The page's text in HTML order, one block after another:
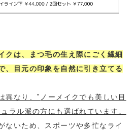
クは、まつ毛の生え際にごく繊細
、目元の印象を自然に引き立てる
異なり、 " ノーメイクでも美しい目
ラル派の方にも選ばれています。
ないため、スポーツや多忙なライ